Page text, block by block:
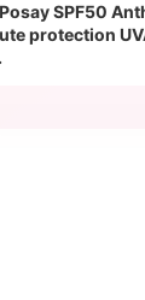
SPF50
protection